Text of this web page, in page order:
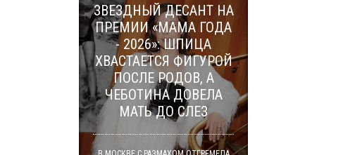
ЗВЕЗДНЫЙ ДЕСАНТ НА
ПРЕМИИ «МАМА ГОДА
- 2026»: ШПИЦА
ХВАСТАЕТСЯ ФИГУРОЙ
ПОСЛЕ РОДОВ, А
ЧЕБОТИНА ДОВЕЛА
МАТЬ ДО СЛЕЗ